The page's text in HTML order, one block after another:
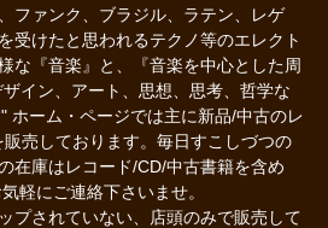
ファンク、ブラジル、ラテン、レゲ
受けたと思われるテクノ等のエレクト
な『音楽』と、『音楽を中心とした周
イン、アート、思想、思考、哲学な
ホーム・ページでは主に新品/中古のレ
売しております。毎日すこしづつの
在庫はレコード/CD/中古書籍を含め
軽にご連絡下さいませ。
プされていない、店頭のみで販売して